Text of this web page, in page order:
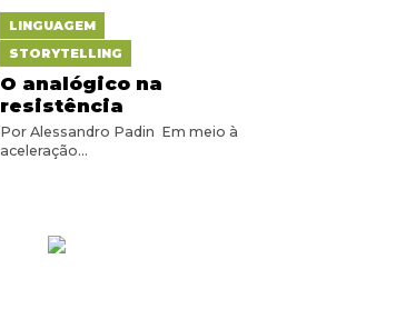
LINGUAGEM
STORYTELLING
O analógico na
resistência
Por Alessandro Padin Em meio à
aceleração...